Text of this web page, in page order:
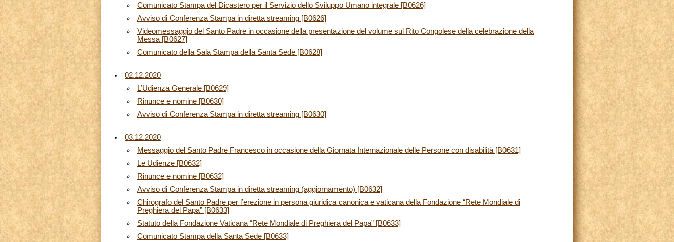
Comunicato Stampa del Dicastero per il Servizio dello Sviluppo Umano integrale [B0626]
Avviso di Conferenza Stampa in diretta streaming [B0626]
Videomessaggio del Santo Padre in occasione della presentazione del volume sul Rito Congolese della celebrazione della
Messa [B0627]
Comunicato della Sala Stampa della Santa Sede [B0628]
02.12.2020
L’Udienza Generale [B0629]
Rinunce e nomine [B0630]
Avviso di Conferenza Stampa in diretta streaming [B0630]
03.12.2020
Messaggio del Santo Padre Francesco in occasione della Giornata Internazionale delle Persone con disabilità [B0631]
Le Udienze [B0632]
Rinunce e nomine [B0632]
Avviso di Conferenza Stampa in diretta streaming (aggiornamento) [B0632]
Chirografo del Santo Padre per l’erezione in persona giuridica canonica e vaticana della Fondazione “Rete Mondiale di
Preghiera del Papa” [B0633]
Statuto della Fondazione Vaticana “Rete Mondiale di Preghiera del Papa” [B0633]
Comunicato Stampa della Santa Sede [B0633]